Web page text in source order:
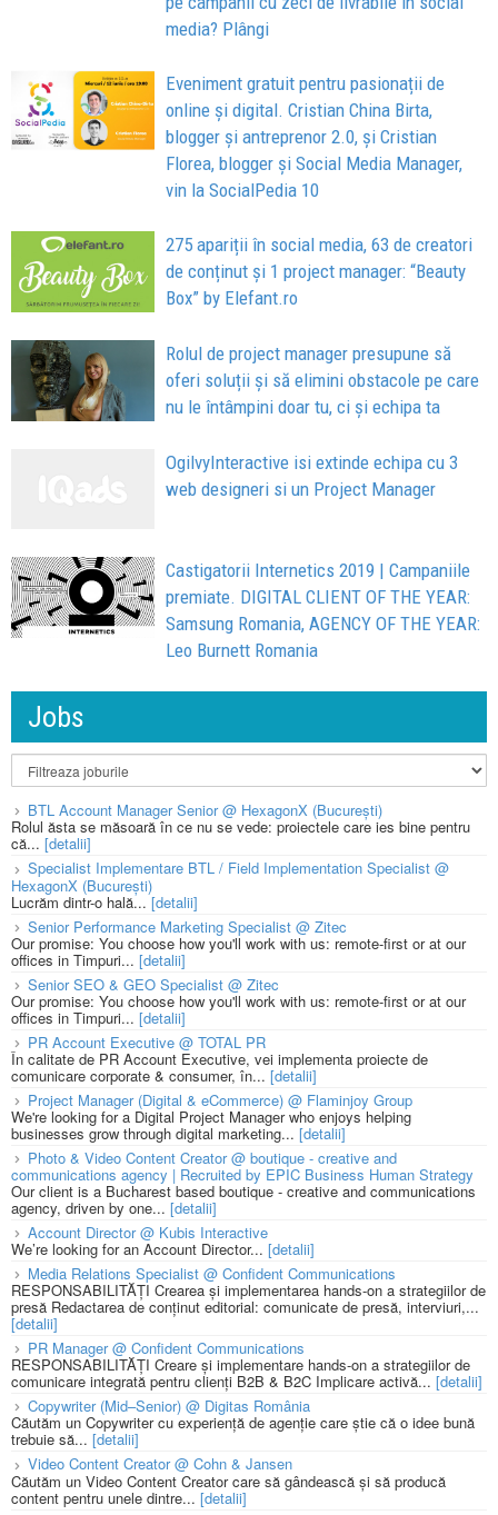
media? Plângi
Eveniment gratuit pentru pasionații de
online și digital. Cristian China Birta,
blogger și antreprenor 2.0, și Cristian
Florea, blogger și Social Media Manager,
vin la SocialPedia 10
275 apariții în social media, 63 de creatori
de conținut și 1 project manager: “Beauty
Box” by Elefant.ro
Rolul de project manager presupune să
oferi soluții și să elimini obstacole pe care
nu le întâmpini doar tu, ci și echipa ta
OgilvyInteractive isi extinde echipa cu 3
web designeri si un Project Manager
Castigatorii Internetics 2019 | Campaniile
premiate. DIGITAL CLIENT OF THE YEAR:
Samsung Romania, AGENCY OF THE YEAR:
Leo Burnett Romania
Jobs
BTL Account Manager Senior @ HexagonX (București)
Rolul ăsta se măsoară în ce nu se vede: proiectele care ies bine pentru
că... [detalii]
Specialist Implementare BTL / Field Implementation Specialist @
HexagonX (București)
Lucrăm dintr-o hală...[detalii]
Senior Performance Marketing Specialist @ Zitec
Our promise: You choose how you'll work with us: remote-first or at our
offices in Timpuri... [detalii]
Senior SEO & GEO Specialist @ Zitec
Our promise: You choose how you'll work with us: remote-first or at our
offices in Timpuri... [detalii]
PR Account Executive @ TOTAL PR
În calitate de PR Account Executive, vei implementa proiecte de
comunicare corporate & consumer, în... [detalii]
Project Manager (Digital & eCommerce) @ Flaminjoy Group
We're looking for a Digital Project Manager who enjoys helping
businesses grow through digital marketing... [detalii]
Photo & Video Content Creator @ boutique - creative and
communications agency | Recruited by EPIC Business Human Strategy
Our client is a Bucharest based boutique - creative and communications
agency, driven by one... [detalii]
Account Director @ Kubis Interactive
We’re looking for an Account Director... [detalii]
Media Relations Specialist @ Confident Communications
RESPONSABILITĂȚI Crearea și implementarea hands-on a strategiilor de
presă Redactarea de conținut editorial: comunicate de presă, interviuri,...
[detalii]
PR Manager @ Confident Communications
RESPONSABILITĂȚI Creare și implementare hands-on a strategiilor de
comunicare integrată pentru clienți B2B & B2C Implicare activă... [detalii]
Copywriter (Mid–Senior) @ Digitas România
Căutăm un Copywriter cu experiență de agenție care știe că o idee bună
trebuie să... [detalii]
Video Content Creator @ Cohn & Jansen
Căutăm un Video Content Creator care să gândească și să producă
content pentru unele dintre... [detalii]